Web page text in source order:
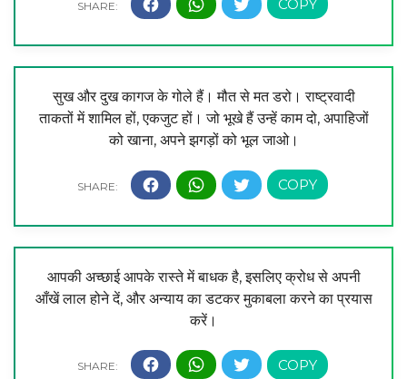
सुख और दुख कागज के गोले हैं। मौत से मत डरो। राष्ट्रवादी
ताकतों में शामिल हों, एकजुट हों। जो भूखे हैं उन्हें काम दो, अपाहिजों
को खाना, अपने झगड़ों को भूल जाओ।
आपकी अच्छाई आपके रास्ते में बाधक है, इसलिए क्रोध से अपनी
आँखें लाल होने दें, और अन्याय का डटकर मुकाबला करने का प्रयास
करें।